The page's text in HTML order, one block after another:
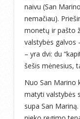
naivu (San
nemačiau).
monetų ir pašto
valstybės galvos
– yra dvi: du
šešis mėnesius,
Nuo San Marino
matyti valstybės
supa San